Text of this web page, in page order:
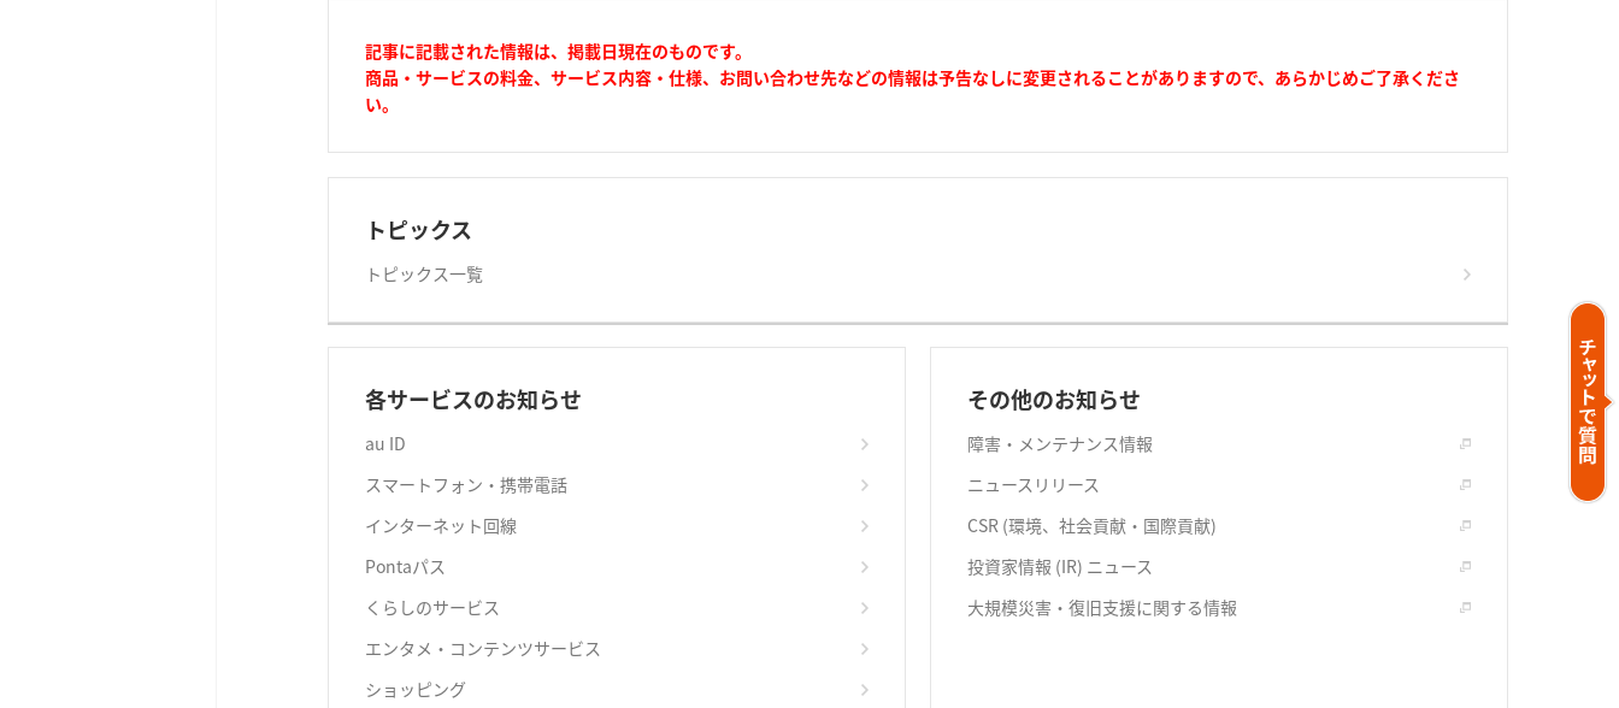
記事に記載された情報は、掲載日現在のものです。
商品・サービスの料金、サービス内容・仕様、お問い合わせ先などの情報は予告なしに変更されることがありますので、あらかじめご了承くださ
い。
トピックス
トピックス一覧
各サービスのお知らせ
au ID
スマートフォン・携帯電話
インターネット回線
Pontaパス
くらしのサービス
エンタメ・コンテンツサービス
ショッピング
その他のお知らせ
障害・メンテナンス情報
ニュースリリース
CSR (環境、社会貢献・国際貢献)
投資家情報 (IR) ニュース
大規模災害・復旧支援に関する情報